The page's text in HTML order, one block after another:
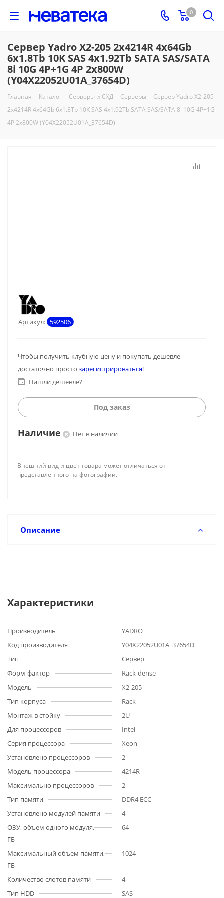
0
Сервер Yadro X2-205 2x4214R 4x64Gb
6x1.8Tb 10K SAS 4x1.92Tb SATA SAS/SATA
8i 10G 4P+1G 4P 2x800W
(Y04X22052U01A_37654D)
Главная - Каталог - Серверы и СХД - Серверы - Сервер Yadro X2-205
2x4214R 4x64Gb 6x1.8Tb 10K SAS 4x1.92Tb SATA SAS/SATA 8i 10G 4P+1G
4P 2x800W (Y04X22052U01A_37654D)
Артикул: 592506
Чтобы получить клубную цену и покупать дешевле –
достаточно просто зарегистрироваться!
Нашли дешевле?
Под заказ
Наличие Нет в наличии
Внешний вид и цвет товара может отличаться от
представленного на фотографии.
Описание
Характеристики
Производитель
YADRO
Код производителя
Y04X22052U01A_37654D
Тип
Сервер
Форм-фактор
Rack-dense
Модель
X2-205
Тип корпуса
Rack
Монтаж в стойку
2U
Для процессоров
Intel
Серия процессора
Xeon
Установлено процессоров
2
Модель процессора
4214R
Максимально процессоров
2
Тип памяти
DDR4 ECC
Установлено модулей памяти
4
ОЗУ, объем одного модуля,
ГБ
64
Максимальный объем памяти,
ГБ
1024
Количество слотов памяти
4
Тип HDD
SAS